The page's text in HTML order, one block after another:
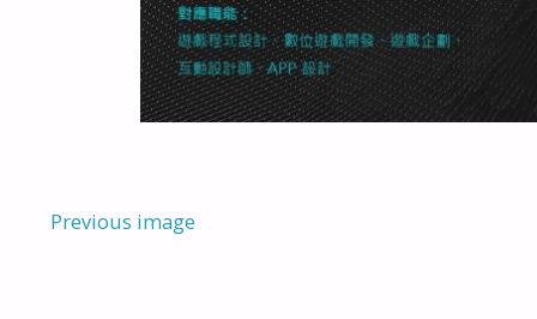
Previous image